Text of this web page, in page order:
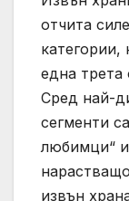
отчита
една трета
Сред най-
сегменти
любимци“ и
извън